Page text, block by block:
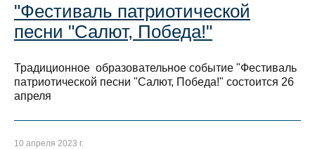
"Фестиваль патриотической
песни "Салют, Победа!"
Традиционное образовательное событие "Фестиваль
патриотической песни "Салют, Победа!" состоится 26
апреля
10 апреля 2023 г.